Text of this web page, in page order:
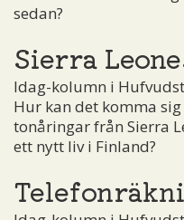
sedan?
Sierra
Idag-kolumn i
Hur kan det komma
tonåringar från Sierra
ett nytt liv i Finland?